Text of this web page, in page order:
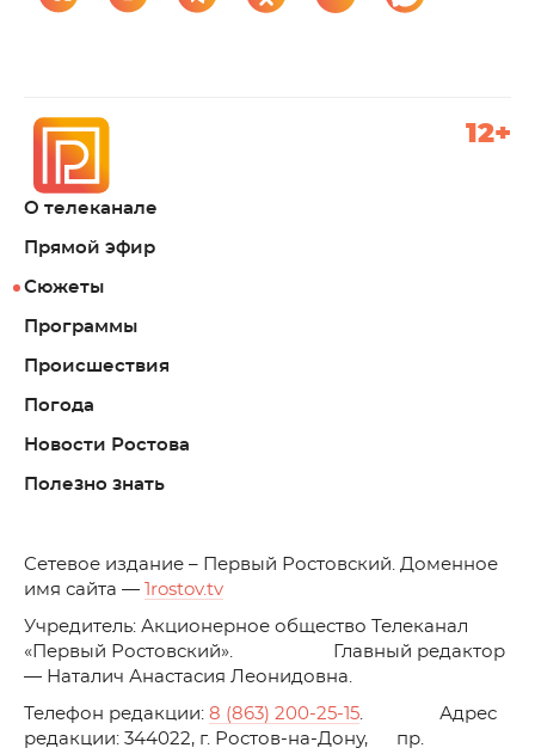
О телеканале
Прямой эфир
Сюжеты
Программы
Происшествия
Погода
Новости Ростова
Полезно знать
12+
Cетевое издание – Первый Ростовский. Доменное
имя сайта —
1rostov.tv
Учредитель: Акционерное общество Телеканал
«Первый Ростовский». Главный редактор
— Наталич Анастасия Леонидовна.
Телефон редакции: 8 (863) 200-25-15. Адрес
редакции: 344022, г. Ростов-на-Дону, пр.